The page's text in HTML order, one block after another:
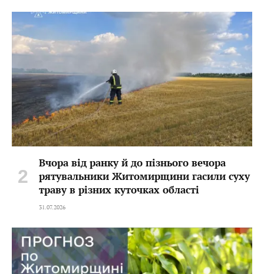
Вчора від ранку й до пізнього вечора
рятувальники Житомирщини гасили суху
траву в різних куточках області
31.07.2026